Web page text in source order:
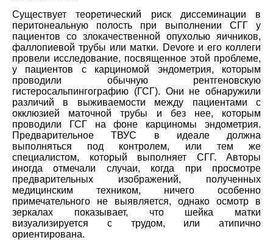
Существует теоретический риск диссеминации в
перитонеальную полость при выполнении СГГ у
пациентов со злокачественной опухолью яичников,
фаллопиевой трубы или матки. Devore и его коллеги
провели исследование, посвященное этой проблеме,
у пациентов с карциномой эндометрия, которым
проводили обычную рентгеновскую
гистеросальпингографию (ГСГ). Они не обнаружили
различий в выживаемости между пациентами с
окклюзией маточной трубы и без нее, которым
проводили ГСГ на фоне карциномы эндометрия.
Предварительное ТВУС в идеале должна
выполняться под контролем, или тем же
специалистом, который выполняет СГГ. Авторы
иногда отмечали случаи, когда при просмотре
предварительных изображений, полученных
медицинским техником, ничего особенно
примечательного не выявляется, однако осмотр в
зеркалах показывает, что шейка матки
визуализируется с трудом, или атипично
ориентирована.